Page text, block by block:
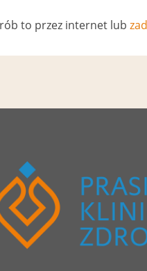
to przez internet lub